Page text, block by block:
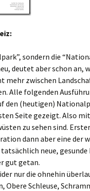
sondern die
deutet aber schon an,
mehr zwischen
Alle folgenden
den (heutigen)
Seite gezeigt. Also
zu sehen sind.
dann aber eine der
neue,
gut getan.
nur die ohnehin
Obere Schleuse,